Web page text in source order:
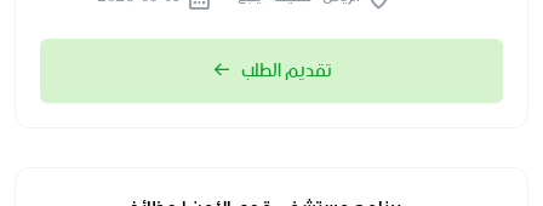
تقديم الطلب